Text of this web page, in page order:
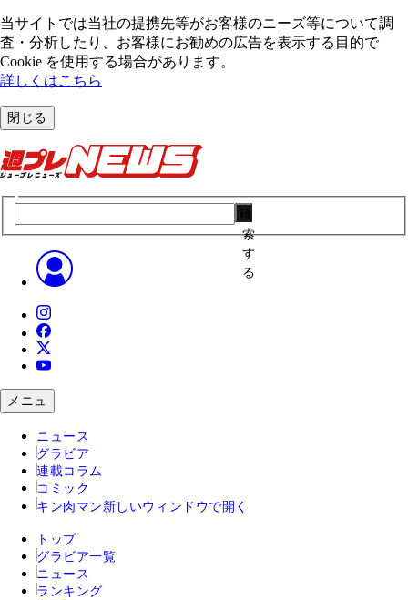
当サイトでは当社の提携先等がお客様のニーズ等について調
査・分析したり、お客様にお勧めの広告を表⽰する⽬的で
Cookie を使⽤する場合があります。
詳しくはこちら
閉じる
索
す
る
メニュ
ニュース
グラビア
連載コラム
コミック
キン肉マン 新しいウィンドウで開く
トップ
グラビア一覧
ニュース
ランキング